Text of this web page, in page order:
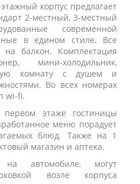
корпус предлагает
2-местный, 3-местный
современной
в едином стиле. Все
балкон. Комплектация
мини-холодильник,
комнату с душем и
Во всех номерах
wi-fi.
этаже гостиницы
меню порадует
блюд. Также на 1
магазин и аптека.
на автомобиле, могут
возле корпуса